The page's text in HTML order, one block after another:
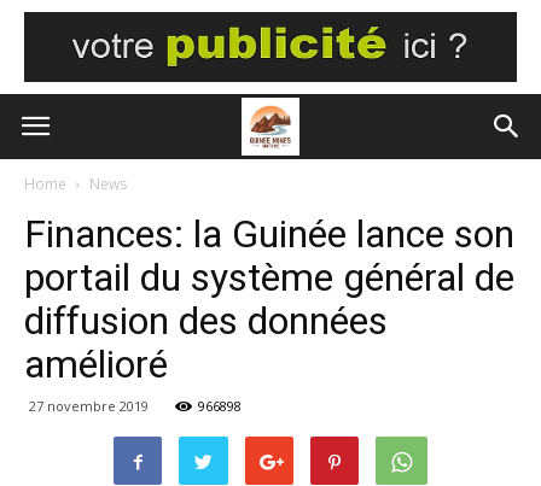
Home News
Finances: la Guinée lance son
portail du système général de
diffusion des données
amélioré
27 novembre 2019 966898